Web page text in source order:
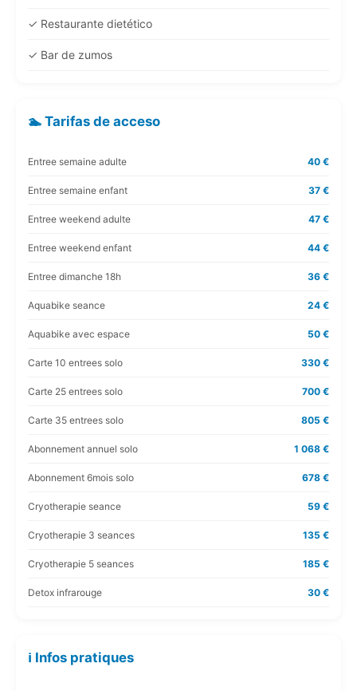
✓ Restaurante dietético
✓ Bar de zumos
🏊 Tarifas de acceso
Entree semaine adulte 40 €
Entree semaine enfant 37 €
Entree weekend adulte 47 €
Entree weekend enfant 44 €
Entree dimanche 18h 36 €
Aquabike seance 24 €
Aquabike avec espace 50 €
Carte 10 entrees solo 330 €
Carte 25 entrees solo 700 €
Carte 35 entrees solo 805 €
Abonnement annuel solo 1 068 €
Abonnement 6mois solo 678 €
Cryotherapie seance 59 €
Cryotherapie 3 seances 135 €
Cryotherapie 5 seances 185 €
Detox infrarouge 30 €
ℹ️ Infos pratiques